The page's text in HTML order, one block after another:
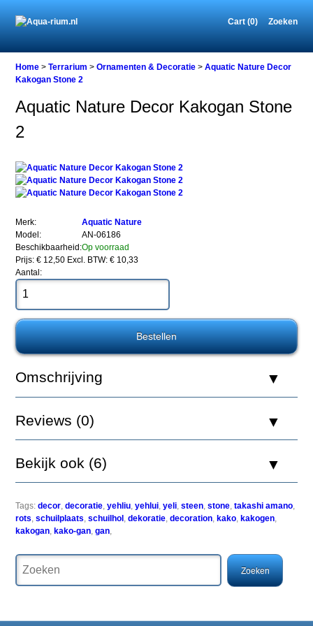
Cart (0) Zoeken
Home
Terrarium
Ornamenten
&
Aquatic
Nature
Decor
2
Nature
Decor
Kakogan
2
Kakogan
stenen
draak
zijn
mooie
machine
Home >Terrarium >Ornamenten & Decoratie >Aquatic Nature Decor
Kakogan Stone 2
Aquatic Nature Decor Kakogan Stone
2
Merk:
Aquatic Nature
Model:
AN-06186
Beschikbaarheid:Op voorraad
Prijs: € 12,50 Excl. BTW: € 10,33
Aantal:
Omschrijving
Reviews (0)
Bekijk ook (6)
Tags: decor,decoratie,yehliu,yehlui,yeli,steen,stone,takashi amano,
rots,schuilplaats,schuilhol ,dekoratie,decoration, kako, kakogen,
kakogan, kako-gan,gan,